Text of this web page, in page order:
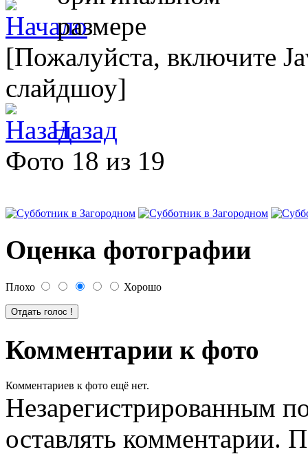
[Пожалуйста, включите
слайдшоу]
Назад
Фото 18 из 19
Оценка фотографии
Плохо Хорошо
Комментарии к фото
Комментариев к фото ещё нет.
Незарегистрированным
оставлять комментарии.